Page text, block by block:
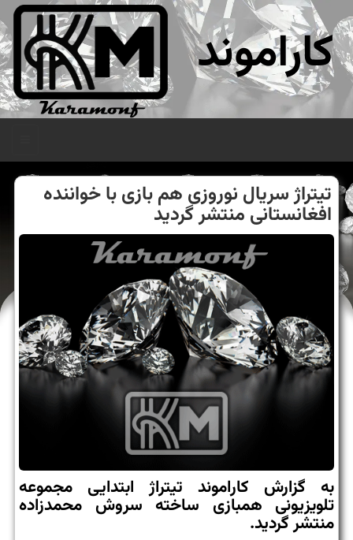
کاراموند
تیتراژ سریال نوروزی هم بازی با خواننده
افغانستانی منتشر گردید
به گزارش کاراموند تیتراژ ابتدایی مجموعه
تلویزیونی همبازی ساخته سروش محمدزاده
منتشر گردید.